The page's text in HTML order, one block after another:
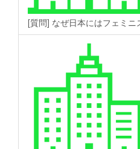
[質問] なぜ日本にはフェミ